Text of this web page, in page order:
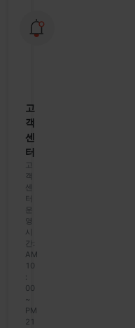
고
객
센
터
고
객
센
터
운
영
시
간:
AM
10
:
00
~
PM
21